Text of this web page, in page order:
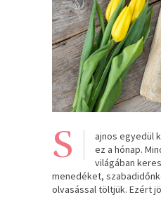
S
ajnos egyedül
ez a hónap.
világában
menedéket,
olvasással töltjük. Ezért